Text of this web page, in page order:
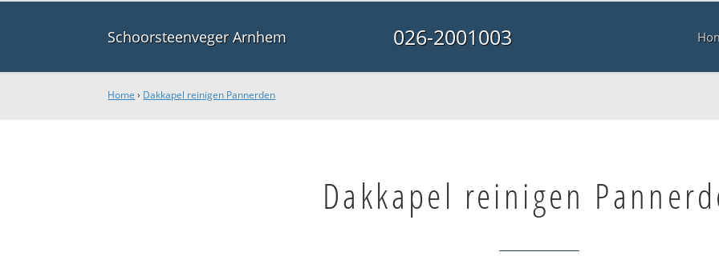
Schoorsteenveger Arnhem 026-2001003
Home › Dakkapel reinigen Pannerden
Dakkapel reinigen